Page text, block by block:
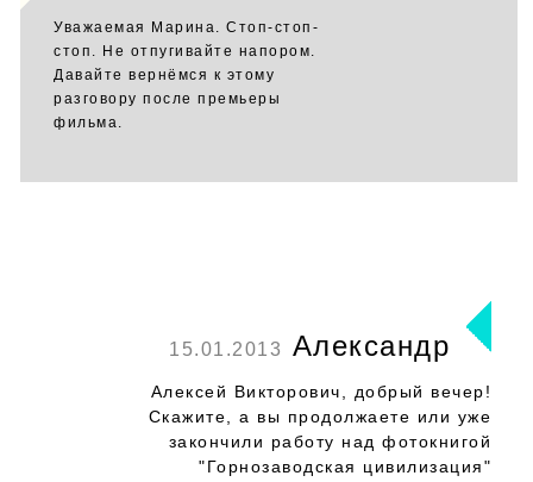
Уважаемая Марина. Стоп-стоп-
стоп. Не отпугивайте напором.
Давайте вернёмся к этому
разговору после премьеры
фильма.
15.01.2013 Александр
Алексей Викторович, добрый вечер!
Скажите, а вы продолжаете или уже
закончили работу над фотокнигой
"Горнозаводская цивилизация"